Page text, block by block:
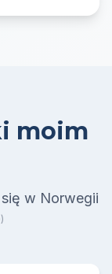
moim
w Norwegii